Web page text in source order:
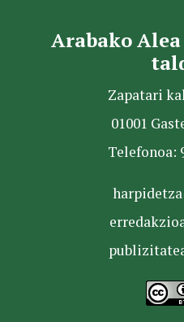
Arabako
Zapatari
01001
Telefonoa: